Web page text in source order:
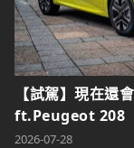
【試駕】現在還
ft.Peugeot 208
2026-07-28